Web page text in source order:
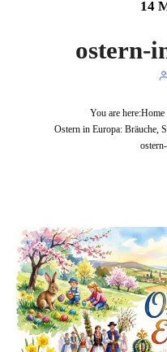
14
ostern-
You are here:Home
Ostern in Europa: Bräuche,